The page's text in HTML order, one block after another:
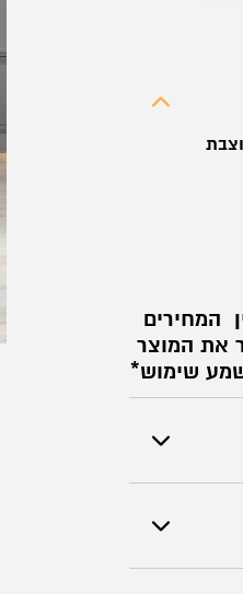
המחירים
את המוצר
שימוש*